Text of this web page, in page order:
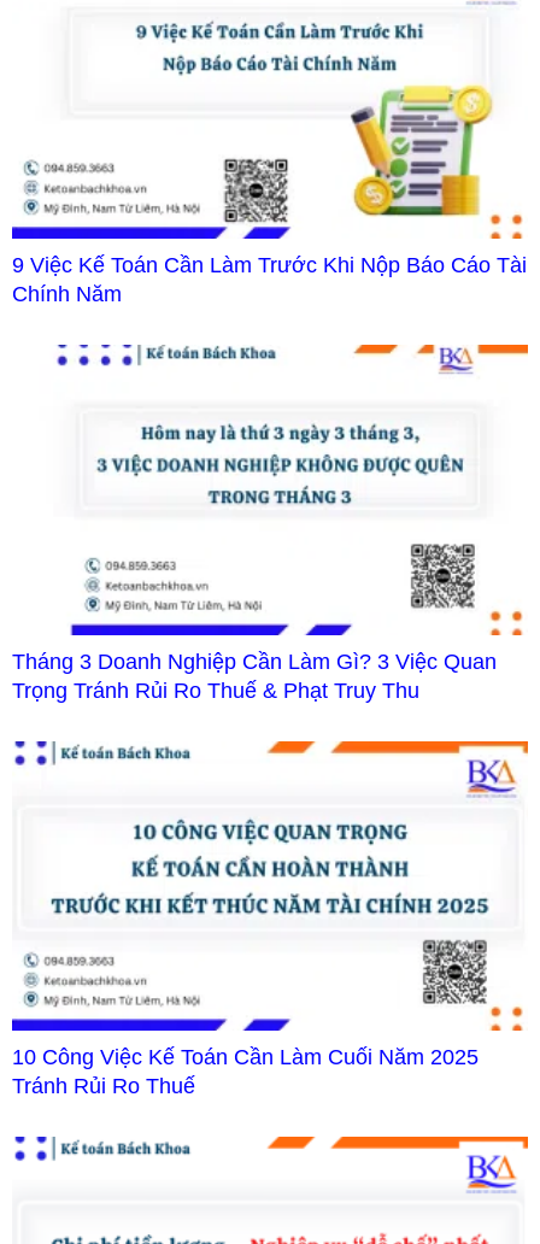
9 Việc Kế Toán Cần Làm Trước Khi Nộp Báo Cáo Tài
Chính Năm
Tháng 3 Doanh Nghiệp Cần Làm Gì? 3 Việc Quan
Trọng Tránh Rủi Ro Thuế & Phạt Truy Thu
10 Công Việc Kế Toán Cần Làm Cuối Năm 2025
Tránh Rủi Ro Thuế